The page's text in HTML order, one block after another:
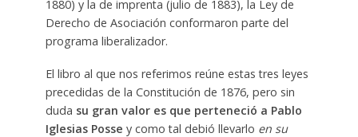
1880) y la de imprenta (julio de 1883), la Ley de
Derecho de Asociación conformaron parte del
programa liberalizador.
El libro al que nos referimos reúne estas tres leyes
precedidas de la Constitución de 1876, pero sin
duda su gran valor es que perteneció a Pablo
Iglesias Posse y como tal debió llevarlo en su